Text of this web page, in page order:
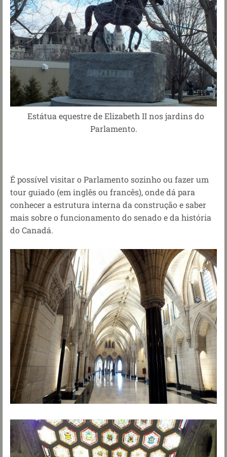
Estátua equestre de Elizabeth II nos jardins do
Parlamento.
É possível visitar o Parlamento sozinho ou fazer um
tour guiado (em inglês ou francês), onde dá para
conhecer a estrutura interna da construção e saber
mais sobre o funcionamento do senado e da história
do Canadá.